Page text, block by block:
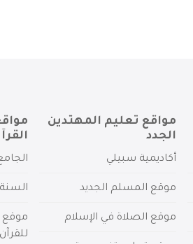
مواقع تعليم المهتدين
الجدد
أكاديمية سبيلي
موقع المسلم الجديد
موقع الصلاة في الإسلام
موقع